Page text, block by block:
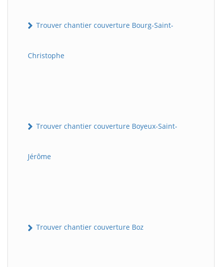
Trouver chantier couverture Bourg-Saint-
Christophe
Trouver chantier couverture Boyeux-Saint-
Jérôme
Trouver chantier couverture Boz